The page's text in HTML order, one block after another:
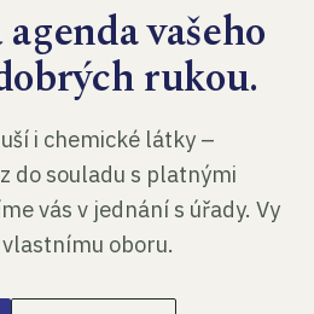
vašeho
rukou.
i chemické látky –
do souladu s platnými
vás v jednání s úřady. Vy
oboru.